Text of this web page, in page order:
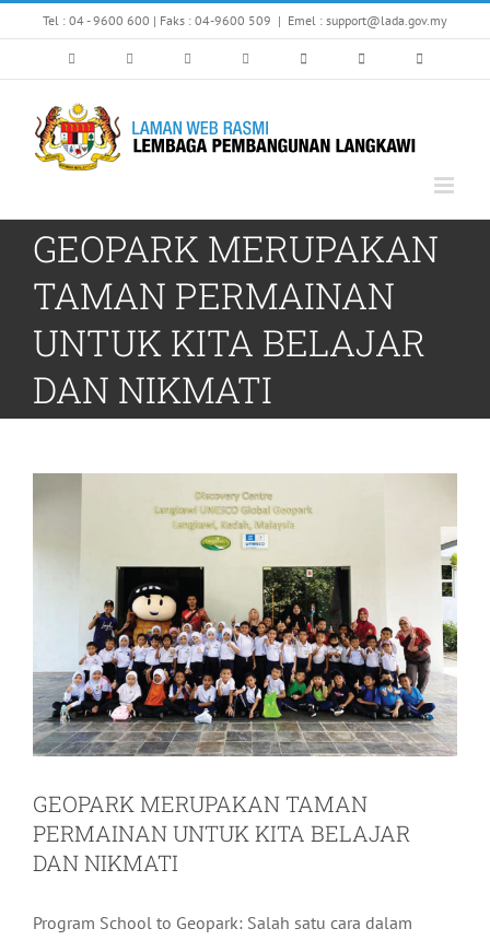
to
Tel : 04 - 9600 600 | Faks : 04-9600 509 | Emel : support@lada.gov.my
GEOPARK MERUPAKAN
TAMAN PERMAINAN
UNTUK KITA BELAJAR
DAN NIKMATI
GEOPARK MERUPAKAN TAMAN
PERMAINAN UNTUK KITA BELAJAR
DAN NIKMATI
Program School to Geopark: Salah satu cara dalam